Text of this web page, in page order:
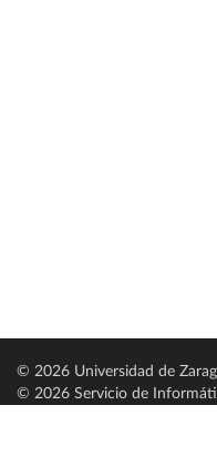
© 2026 Universidad de
© 2026 Servicio de